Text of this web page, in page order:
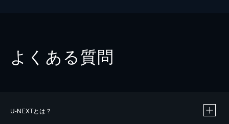
よくある質問
U-NEXTとは？